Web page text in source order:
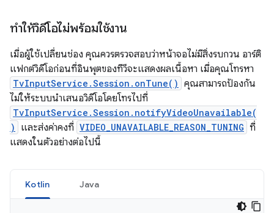
ทำให้วิดีโอไม่พร้อมใช้งาน
เมื่อผู้ใช้เปลี่ยนช่อง คุณควรตรวจสอบว่าหน้าจอไม่มีสิ่งรบกวน อาร์ติ
แฟกต์วิดีโอก่อนที่อินพุตของทีวีจะแสดงผลเนื้อหา เมื่อคุณโทรหา
TvInputService.Session.onTune() คุณสามารถป้องกัน
ไม่ให้ระบบนำเสนอวิดีโอโดยโทรไปที่
TvInputService.Session.notifyVideoUnavailable(
)
และส่งค่าคงที่ VIDEO_UNAVAILABLE_REASON_TUNING ที่
แสดงในตัวอย่างต่อไปนี้
Kotlin Java